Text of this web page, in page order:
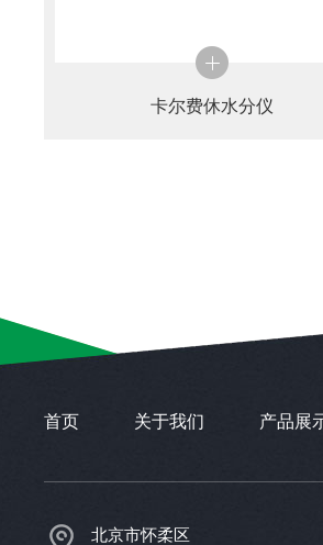
卡尔费休水分仪
首页 关于我们 产品展
北京市怀柔区